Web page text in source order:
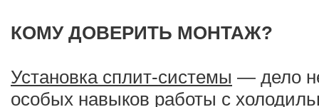
КОМУ ДОВЕРИТЬ МОНТАЖ?
Установка сплит-системы — дело
особых навыков работы с